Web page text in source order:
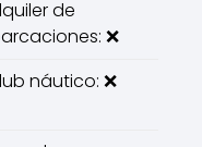
de
❌
náutico: ❌